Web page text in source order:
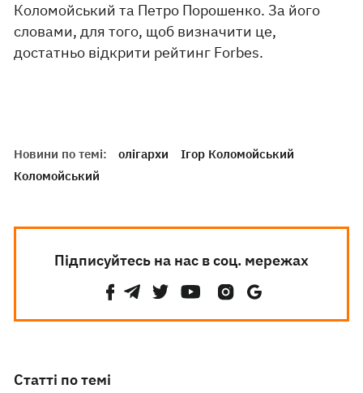
Коломойський та Петро Порошенко. За його
словами, для того, щоб визначити це,
достатньо відкрити рейтинг Forbes.
Новини по темі: олігархи
Ігор Коломойський
Коломойський
Підписуйтесь на нас в соц. мережах
Статті по темі